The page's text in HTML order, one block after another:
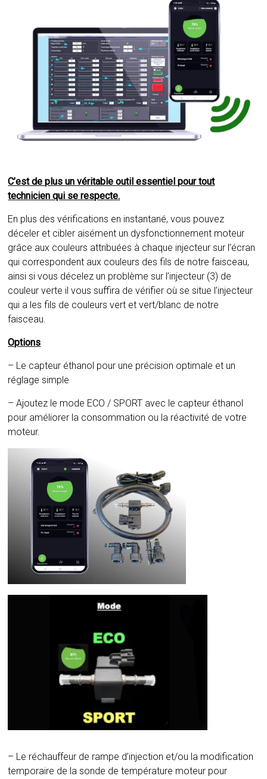
C’est de plus un véritable outil essentiel pour tout
technicien qui se respecte.
En plus des vérifications en instantané, vous pouvez
déceler et cibler aisément un dysfonctionnement moteur
grâce aux couleurs attribuées à chaque injecteur sur l’écran
qui correspondent aux couleurs des fils de notre faisceau,
ainsi si vous décelez un problème sur l’injecteur (3) de
couleur verte il vous suffira de vérifier où se situe l’injecteur
qui a les fils de couleurs vert et vert/blanc de notre
faisceau.
Options
– Le capteur éthanol pour une précision optimale et un
réglage simple
– Ajoutez le mode ECO / SPORT avec le capteur éthanol
pour améliorer la consommation ou la réactivité de votre
moteur.
– Le réchauffeur de rampe d’injection et/ou la modification
temporaire de la sonde de température moteur pour